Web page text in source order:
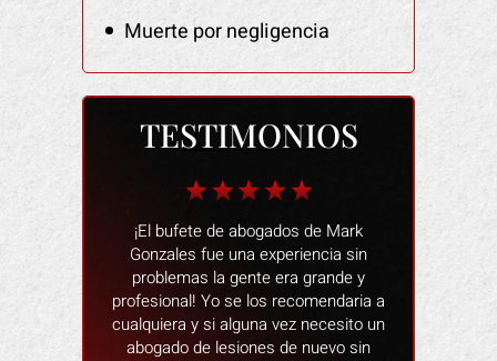
Muerte por negligencia
TESTIMONIOS
restaurante.
¡El bufete de abogados de Mark
Gonzales fue una experiencia sin
problemas la gente era grande y
profesional! Yo se los recomendaria a
cualquiera y si alguna vez necesito un
abogado de lesiones de nuevo sin
una mala
proceso
siempre